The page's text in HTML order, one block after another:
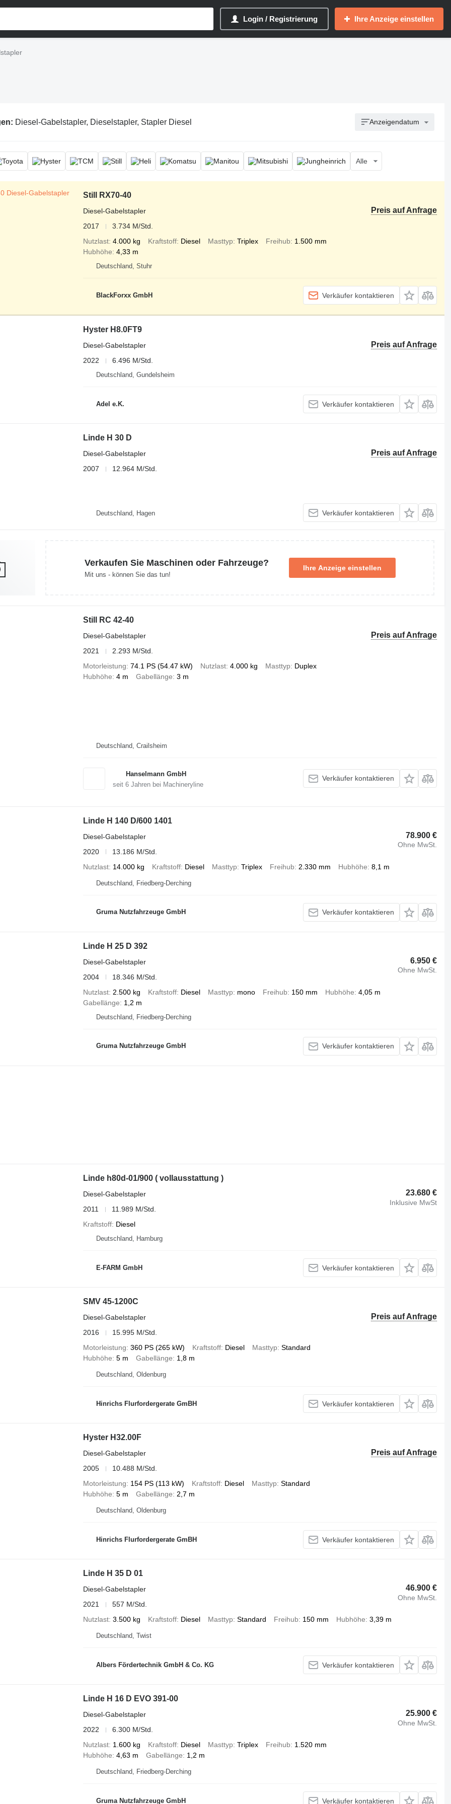
Login / Registrierung Ihre Anzeige einstellen
Diesel-Gabelstapler, Dieselstapler, Stapler Diesel Anzeigendatum
Alle
Still RX70-40
Preis auf Anfrage
Diesel-Gabelstapler
2017
3.734 M/Std.
Nutzlast 4.000 kg Kraftstoff Diesel Masttyp Triplex Freihub 1.500 mm
Hubhöhe 4,33 m
Deutschland, Stuhr
BlackForxx GmbH Verkäufer kontaktieren
Hyster H8.0FT9
Preis auf Anfrage
Diesel-Gabelstapler
2022
6.496 M/Std.
Deutschland, Gundelsheim
Adel e.K. Verkäufer kontaktieren
Linde H 30 D
Preis auf Anfrage
Diesel-Gabelstapler
2007
12.964 M/Std.
Deutschland, Hagen Verkäufer kontaktieren
Verkaufen Sie Maschinen oder Fahrzeuge?
Mit uns - können Sie das tun!
Ihre Anzeige einstellen
Still RC 42-40
Preis auf Anfrage
Diesel-Gabelstapler
2021
2.293 M/Std.
Motorleistung 74.1 PS (54.47 kW) Nutzlast 4.000 kg Masttyp Duplex
Hubhöhe 4 m Gabellänge 3 m
Deutschland, Crailsheim
Hanselmann GmbH
seit 6Jahren bei Machineryline
Verkäufer kontaktieren
Linde H 140 D/600 1401
78.900 €
Ohne MwSt.
Diesel-Gabelstapler
2020
13.186 M/Std.
Nutzlast 14.000 kg Kraftstoff Diesel Masttyp Triplex Freihub 2.330 mm Hubhöhe 8,1 m
Deutschland, Friedberg-Derching
Gruma Nutzfahrzeuge GmbH Verkäufer kontaktieren
Linde H 25 D 392
6.950 €
Ohne MwSt.
Diesel-Gabelstapler
2004
18.346 M/Std.
Nutzlast 2.500 kg Kraftstoff Diesel Masttyp mono Freihub 150 mm Hubhöhe 4,05 m
Gabellänge
1,2 m
Deutschland, Friedberg-Derching
Gruma Nutzfahrzeuge GmbH Verkäufer kontaktieren
Linde h80d-01/900 ( vollausstattung )
23.680 €
Inklusive MwSt
Diesel-Gabelstapler
2011
11.989 M/Std.
Kraftstoff Diesel
Deutschland, Hamburg
E-FARM GmbH Verkäufer kontaktieren
SMV 45-1200C
Preis auf Anfrage
Diesel-Gabelstapler
2016
15.995 M/Std.
Motorleistung 360 PS (265 kW) Kraftstoff Diesel Masttyp Standard
Hubhöhe 5 m Gabellänge 1,8 m
Deutschland, Oldenburg
Hinrichs Flurfordergerate GmBH Verkäufer kontaktieren
Hyster H32.00F
Preis auf Anfrage
Diesel-Gabelstapler
2005
10.488 M/Std.
Motorleistung
154 PS (113 kW) Kraftstoff Diesel Masttyp Standard
Hubhöhe 5 m Gabellänge 2,7 m
Deutschland, Oldenburg
Hinrichs Flurfordergerate GmBH Verkäufer kontaktieren
Linde H 35 D 01
46.900 €
Ohne MwSt.
Diesel-Gabelstapler
2021
557 M/Std.
Nutzlast 3.500 kg Kraftstoff Diesel Masttyp Standard Freihub 150 mm Hubhöhe 3,39 m
Deutschland, Twist
Albers Fördertechnik GmbH & Co. KG Verkäufer kontaktieren
Linde H 16 D EVO 391-00
25.900 €
Ohne MwSt.
Diesel-Gabelstapler
2022
6.300 M/Std.
Nutzlast 1.600 kg Kraftstoff Diesel Masttyp Triplex Freihub 1.520 mm
Hubhöhe 4,63 m Gabellänge 1,2 m
Deutschland, Friedberg-Derching
Gruma Nutzfahrzeuge GmbH Verkäufer kontaktieren